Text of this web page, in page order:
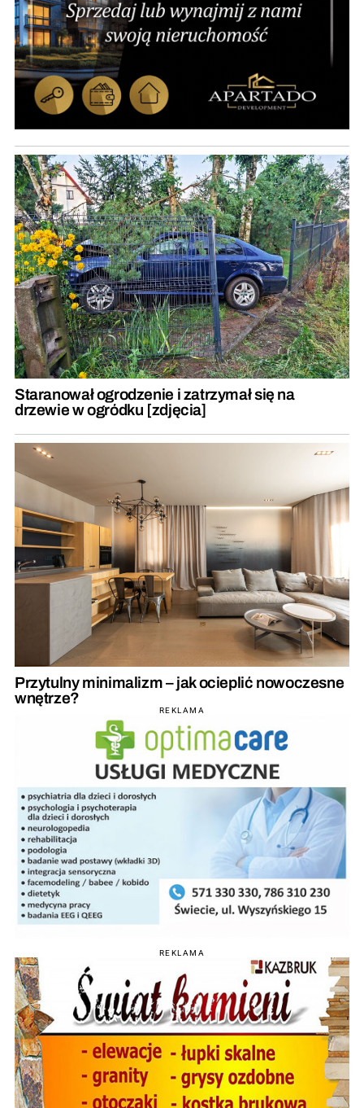
Staranował ogrodzenie i zatrzymał się na
drzewie w ogródku [zdjęcia]
Przytulny minimalizm – jak ocieplić nowoczesne
wnętrze?
REKLAMA
REKLAMA